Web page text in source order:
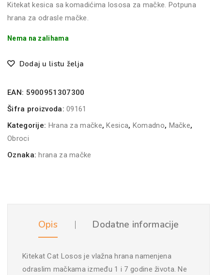
Kitekat kesica sa komadićima lososa za mačke. Potpuna
hrana za odrasle mačke.
Nema na zalihama
Dodaj u listu želja
EAN: 5900951307300
Šifra proizvoda:09161
Kategorije: Hrana za mačke,Kesica, Komadno, Mačke,
Obroci
Oznaka:hrana za mačke
Opis Dodatne informacije
Kitekat Cat Losos je vlažna hrana namenjena
odraslim mačkama između 1 i 7 godine života. Ne